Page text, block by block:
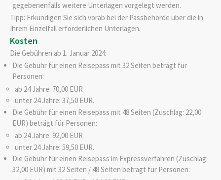
gegebenenfalls weitere Unterlagen vorgelegt werden.
Tipp: Erkundigen Sie sich vorab bei der Passbehörde über die in
Ihrem Einzelfall erforderlichen Unterlagen.
Kosten
Die Gebühren ab 1. Januar 2024:
Die Gebühr für einen Reisepass mit 32 Seiten beträgt für
Personen:
ab 24 Jahre: 70,00 EUR
unter 24 Jahre: 37,50 EUR.
Die Gebühr für einen Reisepass mit 48 Seiten (Zuschlag: 22,00
EUR) beträgt für Personen:
ab 24 Jahre: 92,00 EUR
unter 24 Jahre: 59,50 EUR.
Die Gebühr für einen Reisepass im Expressverfahren (Zuschlag:
32,00 EUR) mit 32 Seiten / 48 Seiten beträgt für Personen: